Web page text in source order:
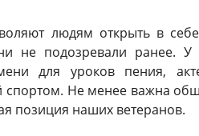
людям открыть в
не подозревали ранее. У
для уроков пения,
спортом. Не менее важна
позиция наших ветеранов.